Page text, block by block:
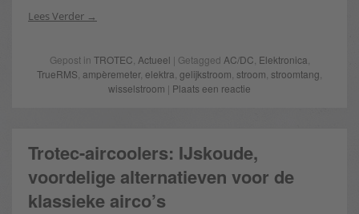
Lees Verder
Gepost in TROTEC Actueel | Getagged AC/DC Elektronica
TrueRMS ampèremeter, elektra gelijkstroom stroom stroomtang
wisselstroom | Plaats een reactie
Trotec-aircoolers: IJskoude,
voordelige alternatieven voor de
klassieke airco’s